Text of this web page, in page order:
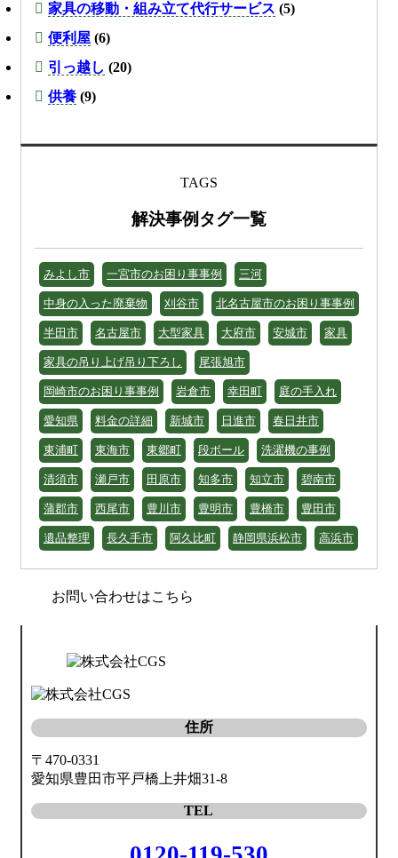
家具の移動・組み立て代行サービス (5)
便利屋 (6)
引っ越し (20)
供養 (9)
TAGS
解決事例タグ一覧
みよし市 一宮市のお困り事事例 三河
中身の入った廃棄物 刈谷市 北名古屋市のお困り事事例
半田市 名古屋市 大型家具 大府市 安城市 家具
家具の吊り上げ吊り下ろし 尾張旭市
岡崎市のお困り事事例 岩倉市 幸田町 庭の手入れ
愛知県 料金の詳細 新城市 日進市 春日井市
東浦町 東海市 東郷町 段ボール 洗濯機の事例
清須市 瀬戸市 田原市 知多市 知立市 碧南市
蒲郡市 西尾市 豊川市 豊明市 豊橋市 豊田市
遺品整理 長久手市 阿久比町 静岡県浜松市 高浜市
お問い合わせはこちら
住所
〒470-0331
愛知県豊田市平戸橋上井畑31-8
TEL